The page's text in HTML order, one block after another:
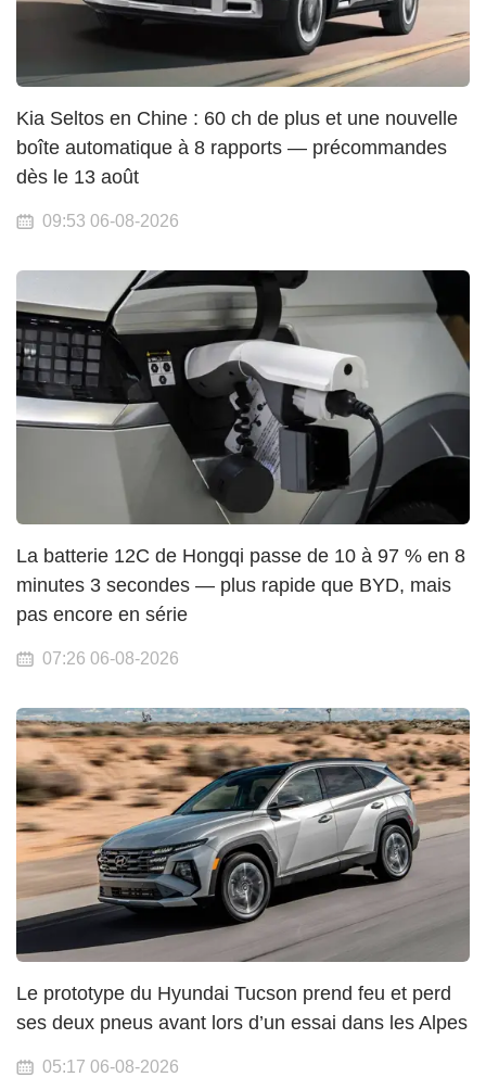
Kia Seltos en Chine : 60 ch de plus et une nouvelle
boîte automatique à 8 rapports — précommandes
dès le 13 août
09:53 06-08-2026
La batterie 12C de Hongqi passe de 10 à 97 % en 8
minutes 3 secondes — plus rapide que BYD, mais
pas encore en série
07:26 06-08-2026
Le prototype du Hyundai Tucson prend feu et perd
ses deux pneus avant lors d’un essai dans les Alpes
05:17 06-08-2026